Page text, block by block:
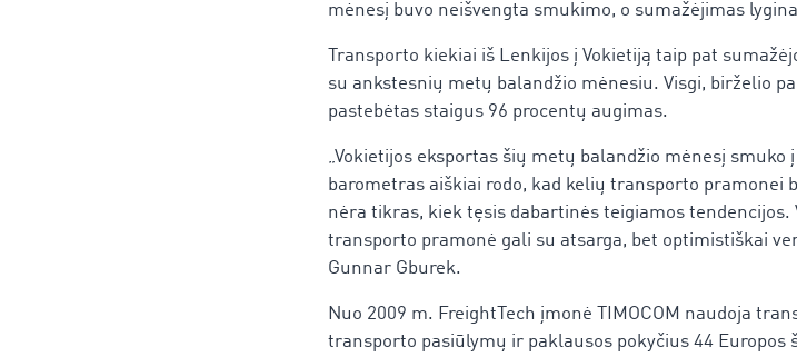
mėnesį buvo neišvengta smukimo, o sumažėjimas
Transporto kiekiai iš Lenkijos į Vokietiją taip pat
su ankstesnių metų balandžio mėnesiu. Visgi, birželio
pastebėtas staigus 96 procentų augimas.
„Vokietijos eksportas šių metų balandžio mėnesį
barometras aiškiai rodo, kad kelių transporto pramonei
nėra tikras, kiek tęsis dabartinės teigiamos
transporto pramonė gali su atsarga, bet optimistiškai
Gunnar Gburek.
Nuo 2009 m. FreightTech įmonė TIMOCOM naudoja
transporto pasiūlymų ir paklausos pokyčius 44